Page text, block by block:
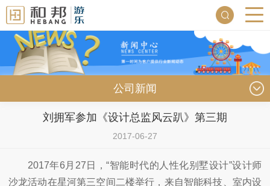
公司新闻
刘拥军参加《设计总监风云趴》第三期
2017-06-27
2017年6月27日，“智能时代的人性化别墅设计”设计师
沙龙活动在星河第三空间二楼举行，来自智能科技、室内设